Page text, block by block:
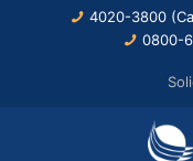
4020-3800
0800-